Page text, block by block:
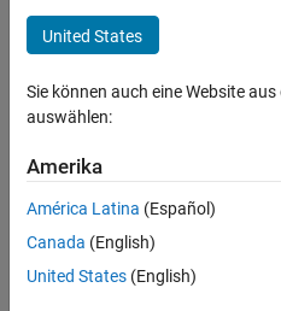
Ausgewählte
speichern
Es
nicht
alle
Stellen
übersetzt.
United States
Sie können auch eine Website
auswählen:
Amerika
América Latina (Español)
Canada (English)
United States (English)